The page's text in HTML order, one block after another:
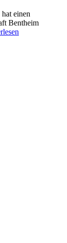
einen
Bentheim